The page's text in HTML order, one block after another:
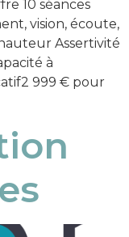
10 séances
vision, écoute,
Assertivité
à
999 € pour